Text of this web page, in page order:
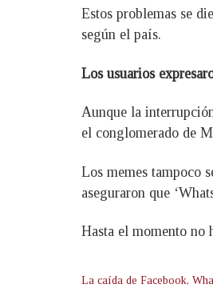
Estos problemas se
según el país.
Los usuarios
Aunque la
el conglomerado de
Los memes tampoco
aseguraron que
Hasta el momento no
La caída de Facebook,